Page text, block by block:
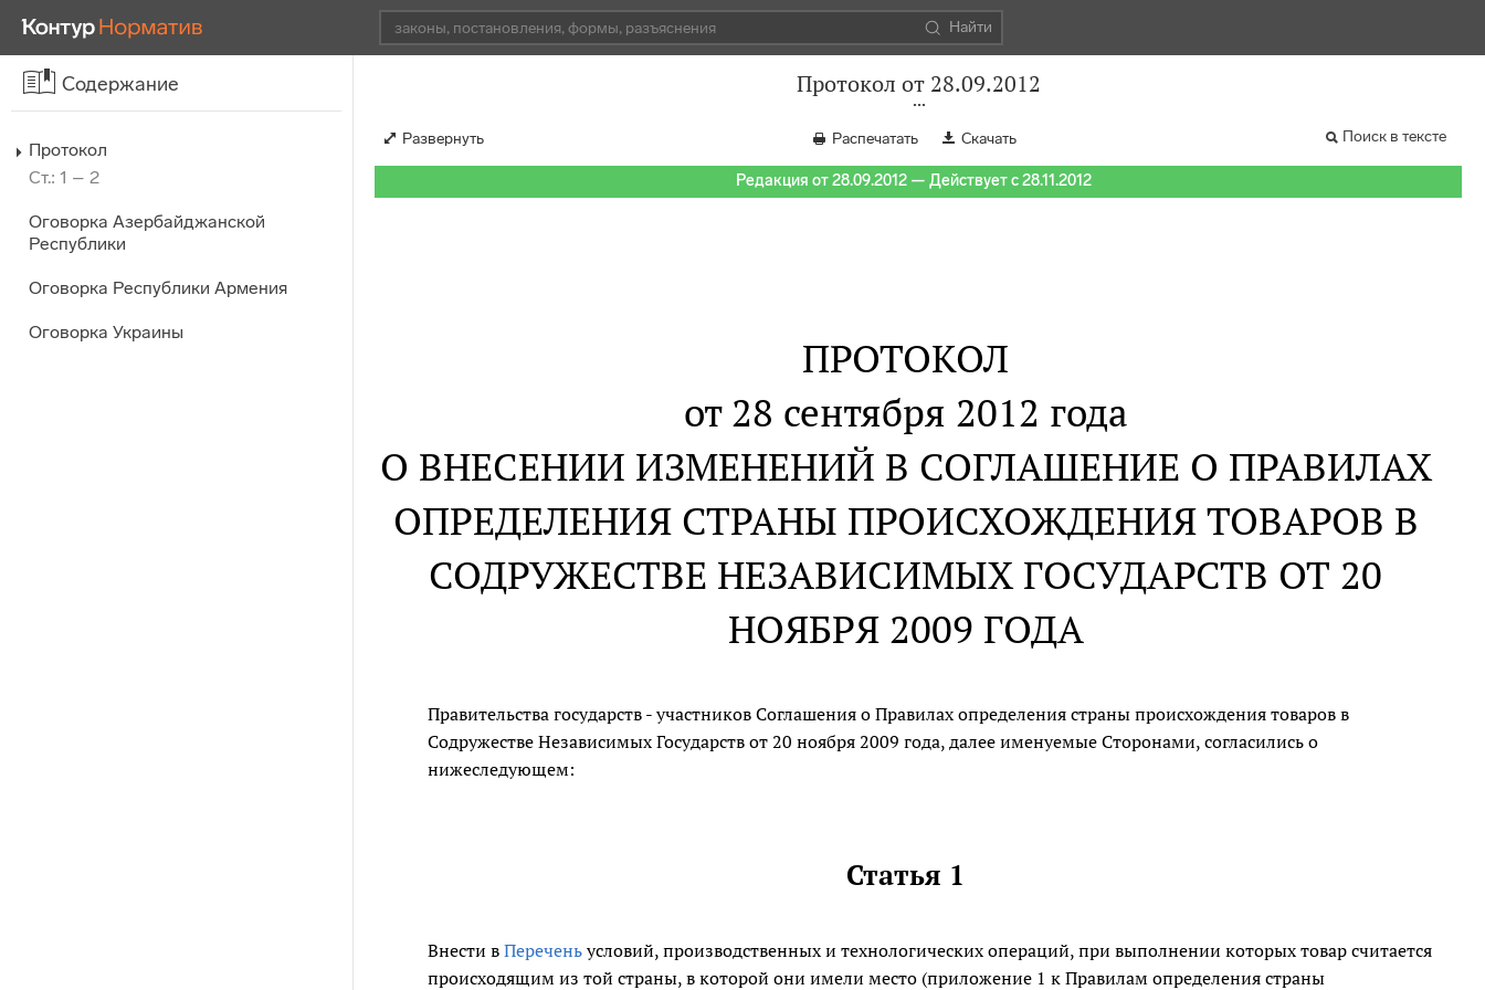
Найти
Содержание
Протокол
Ст.: 1 – 2
Оговорка Азербайджанской
Республики
Оговорка Республики Армения
Оговорка Украины
Протокол от 28.09.2012
Развернуть Распечатать Скачать Поиск в тексте
Редакция от 28.09.2012 — Действует с 28.11.2012
ПРОТОКОЛ
от 28 сентября 2012 года
О ВНЕСЕНИИ ИЗМЕНЕНИЙ В СОГЛАШЕНИЕ О ПРАВИЛАХ
ОПРЕДЕЛЕНИЯ СТРАНЫ ПРОИСХОЖДЕНИЯ ТОВАРОВ В
СОДРУЖЕСТВЕ НЕЗАВИСИМЫХ ГОСУДАРСТВ ОТ 20
НОЯБРЯ 2009 ГОДА
Правительства государств - участников Соглашения о Правилах определения страны происхождения товаров в
Содружестве Независимых Государств от 20 ноября 2009 года, далее именуемые Сторонами, согласились о
нижеследующем:
Статья 1
Внести вПеречень условий, производственных и технологических операций, при выполнении которых товар считается
происходящим из той страны, в которой они имели место (приложение 1 к Правилам определения страны